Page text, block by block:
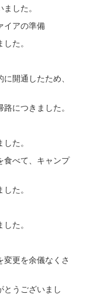
した。
イアの準備
た。
開通したため、
につきました。
た。
食べて、キャンプ
た。
た。
更を余儀なくさ
とうございまし